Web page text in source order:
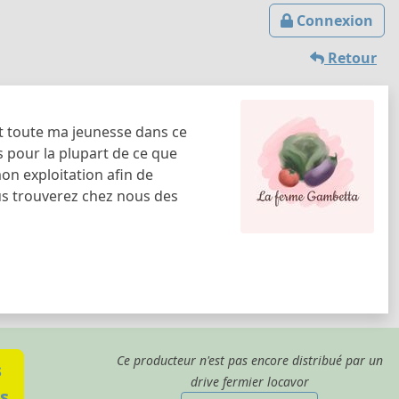
Connexion
Retour
toute ma jeunesse dans ce
pour la plupart de ce que
exploitation afin de
trouverez chez nous des
Ce producteur n'est pas encore distribué par un
drive fermier locavor